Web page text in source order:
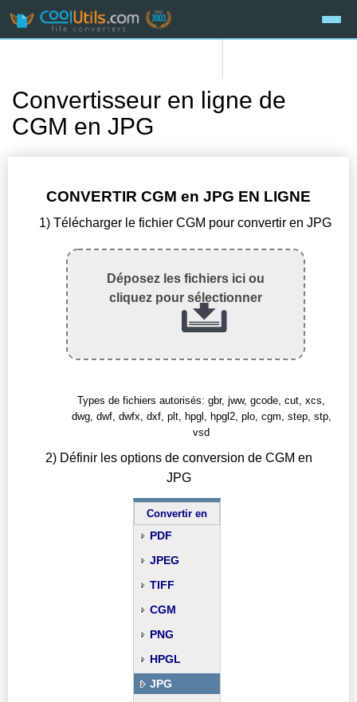
Convertisseur en ligne de
CGM en JPG
CONVERTIR CGM en JPG EN LIGNE
1) Télécharger le fichier CGM pour convertir en JPG
Déposez les fichiers ici ou
cliquez pour sélectionner
Types de fichiers autorisés: gbr, jww, gcode, cut, xcs,
dwg, dwf, dwfx, dxf, plt, hpgl, hpgl2, plo, cgm, step, stp,
vsd
2) Définir les options de conversion de CGM en
JPG
Convertir en
PDF
JPEG
TIFF
CGM
PNG
HPGL
JPG